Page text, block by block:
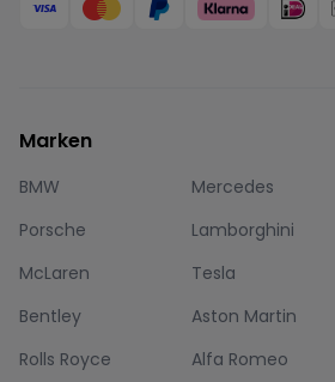
Marken
BMW Mercedes
Porsche
Lamborghini
McLaren
Tesla
Bentley
Aston Martin
Rolls Royce
Alfa Romeo